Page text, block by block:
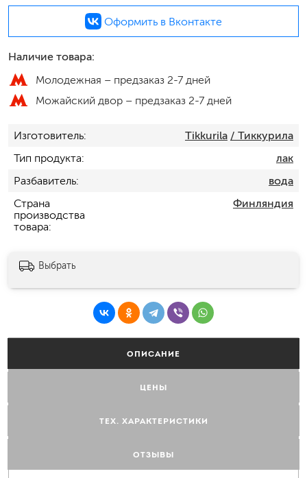
Оформить в Вконтакте
Наличие товара:
Молодежная – предзаказ 2-7 дней
Можайский двор – предзаказ 2-7 дней
Изготовитель Tikkurila / Тиккурила
Тип продукта
лак
Разбавитель
вода
Страна
производства
товара
Финляндия
Выбрать
ОПИСАНИЕ
ЦЕНЫ
ТЕХ. ХАРАКТЕРИСТИКИ
ОТЗЫВЫ